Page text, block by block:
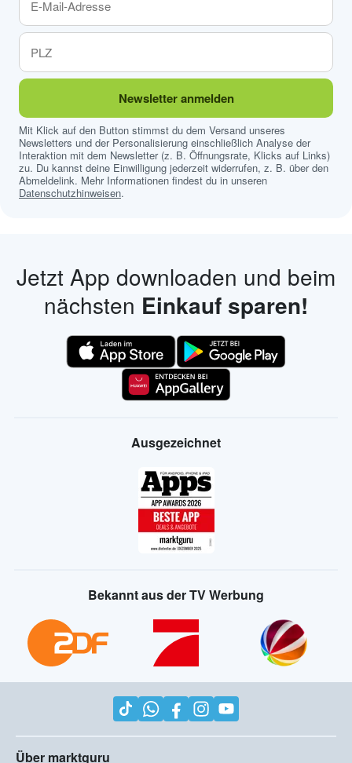
Newsletter anmelden
Mit Klick auf den Button stimmst du dem Versand unseres
Newsletters und der Personalisierung einschließlich Analyse der
Interaktion mit dem Newsletter (z. B. Öffnungsrate, Klicks auf Links)
zu. Du kannst deine Einwilligung jederzeit widerrufen, z. B. über den
Abmeldelink. Mehr Informationen findest du in unseren
Datenschutzhinweisen.
Jetzt App downloaden und beim
nächsten Einkauf sparen!
Ausgezeichnet
Bekannt aus der TV Werbung
Über marktguru